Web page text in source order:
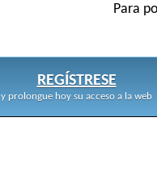
REGÍSTRESE
y prolongue hoy su acceso a la web
Para